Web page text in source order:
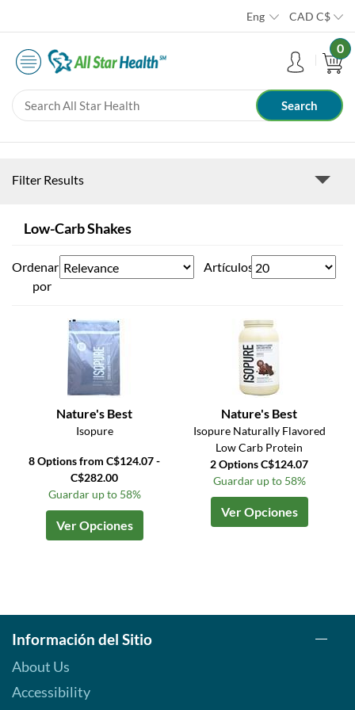
Eng CAD C$
0
Filter Results
Low-Carb Shakes
Ordenar
por
Artículos
Nature's Best
Isopure
8 Options from C$124.07 -
C$282.00
Guardar up to 58%
Ver Opciones
Nature's Best
Isopure Naturally Flavored
Low Carb Protein
2 Options C$124.07
Guardar up to 58%
Ver Opciones
Información del Sitio
About Us
Accessibility